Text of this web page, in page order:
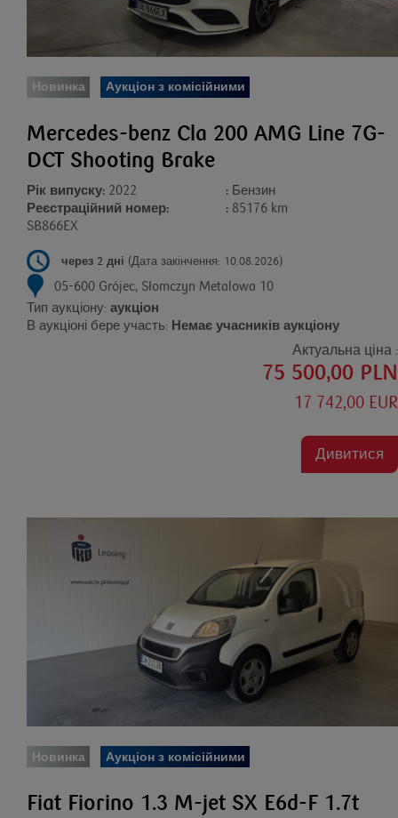
Новинка Аукціон з комісійними
Mercedes-benz Cla 200 AMG Line 7G-
DCT Shooting Brake
Рік випуску: 2022
Реєстраційний номер:
SB866EX
: Бензин
: 85176 km
Актуальна ціна :
75 500,00 PLN
17 742,00 EUR
Дивитися
через 2 дні (Дата закінчення: 10.08.2026)
05-600 Grójec, Słomczyn Metalowa 10
Тип аукціону: аукціон
В аукціоні бере участь: Немає учасників аукціону
Новинка Аукціон з комісійними
Fiat Fiorino 1.3 M-jet SX E6d-F 1.7t